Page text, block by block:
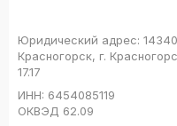
Юридический адрес:
Красногорск, г.
17.17
ИНН: 6454085119
ОКВЭД 62.09